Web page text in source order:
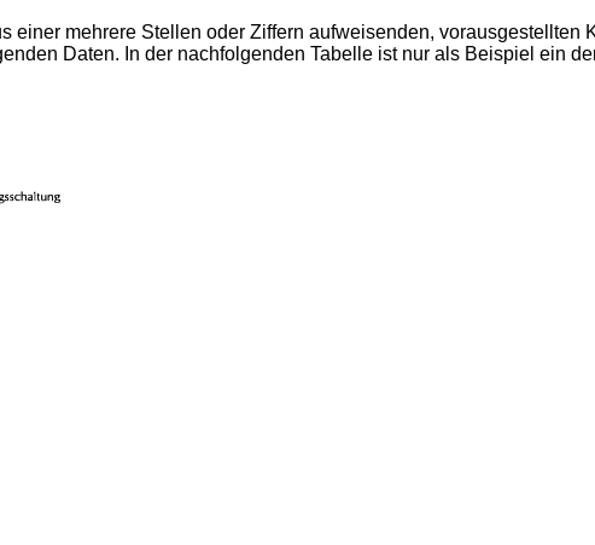
einer mehrere Stellen oder Ziffern aufweisenden, vorausgestellten
Daten. In der nachfolgenden Tabelle ist nur als Beispiel ein